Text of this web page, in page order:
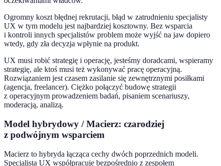
Ogromny koszt błędnej rekrutacji, błąd w zatrudnieniu specjalisty
UX w tym modelu jest najbardziej kosztowny. Bez wsparcia
i kontroli innych specjalistów problem może wyjść na jaw dopiero
wtedy, gdy zła decyzja wpłynie na produkt.
UX musi robić strategię i operację, jesteśmy doradcami, wspieramy
strategię, ale ktoś musi też wykonywać pracę operacyjną.
Rozwiązaniem jest czasem zasilanie się zewnętrznymi posiłkami
(agencja, freelancer). Ciężko połączyć budowę strategii
z operacyjnym prowadzeniem badań, pisaniem scenariuszy,
moderacją, analizą.
Model hybrydowy / Macierz: czarodziej
z podwójnym wsparciem
Macierz to hybryda łącząca cechy dwóch poprzednich modeli.
Specjalista UX współpracuje bezpośrednio z zespołem